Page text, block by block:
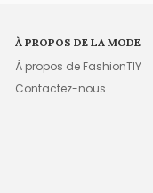
À PROPOS DE LA MODE
À propos de FashionTIY
Contactez-nous